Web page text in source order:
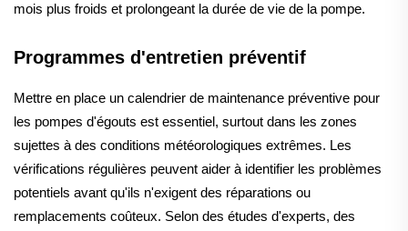
mois plus froids et prolongeant la durée de vie de la pompe.
Programmes d'entretien préventif
Mettre en place un calendrier de maintenance préventive pour
les pompes d'égouts est essentiel, surtout dans les zones
sujettes à des conditions météorologiques extrêmes. Les
vérifications régulières peuvent aider à identifier les problèmes
potentiels avant qu'ils n'exigent des réparations ou
remplacements coûteux. Selon des études d'experts, des